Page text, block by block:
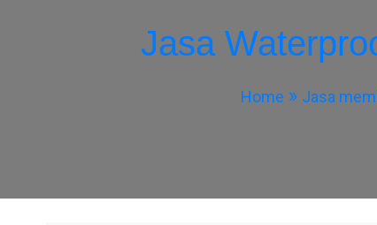
Jasa
Home Jasa